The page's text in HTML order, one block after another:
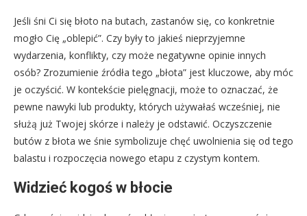
Jeśli śni Ci się błoto na butach, zastanów się, co konkretnie
mogło Cię „oblepić”. Czy były to jakieś nieprzyjemne
wydarzenia, konflikty, czy może negatywne opinie innych
osób? Zrozumienie źródła tego „błota” jest kluczowe, aby móc
je oczyścić. W kontekście pielęgnacji, może to oznaczać, że
pewne nawyki lub produkty, których używałaś wcześniej, nie
służą już Twojej skórze i należy je odstawić. Oczyszczenie
butów z błota we śnie symbolizuje chęć uwolnienia się od tego
balastu i rozpoczęcia nowego etapu z czystym kontem.
Widzieć kogoś w błocie